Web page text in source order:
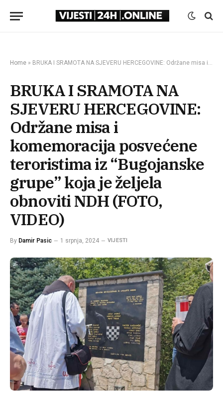
Home » BRUKA I SRAMOTA NA SJEVERU HERCEGOVINE: Održane misa i komemoracija posvećene teroristima iz “Bugojanske grupe” koja je željela obnoviti NDH (FOTO, VIDEO)
BRUKA I SRAMOTA NA
SJEVERU HERCEGOVINE:
Održane misa i
komemoracija posvećene
teroristima iz “Bugojanske
grupe” koja je željela
obnoviti NDH (FOTO,
VIDEO)
By Damir Pasic 1 srpnja, 2024 VIJESTI